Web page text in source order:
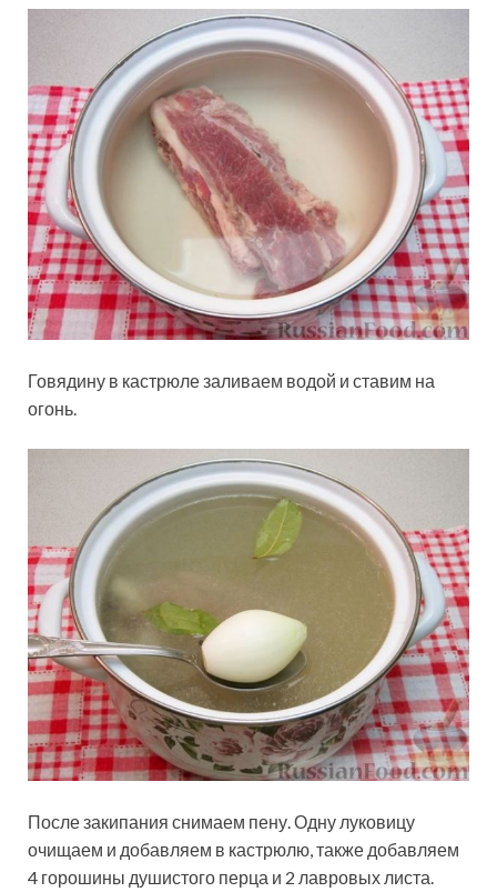
Говядину в кастрюле заливаем водой и ставим на
огонь.
После закипания снимаем пену. Одну луковицу
очищаем и добавляем в кастрюлю, также добавляем
4 горошины душистого перца и 2 лавровых листа.